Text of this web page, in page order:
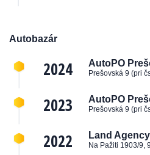
Autobazár
2024 AutoPO
Prešovská 9 (pri
2023 AutoPO
Prešovská 9 (pri
2022 Land
Na Pažiti 1903/9,